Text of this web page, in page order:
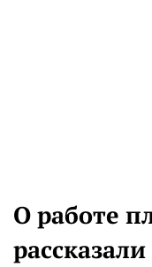
О работе